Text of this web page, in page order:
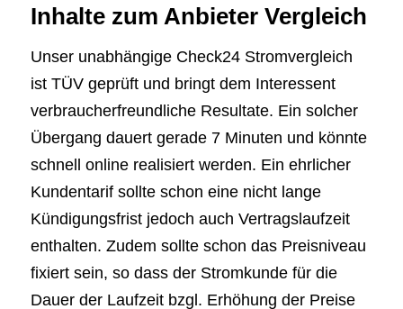
Inhalte zum Anbieter Vergleich
Unser unabhängige Check24 Stromvergleich
ist TÜV geprüft und bringt dem Interessent
verbraucherfreundliche Resultate. Ein solcher
Übergang dauert gerade 7 Minuten und könnte
schnell online realisiert werden. Ein ehrlicher
Kundentarif sollte schon eine nicht lange
Kündigungsfrist jedoch auch Vertragslaufzeit
enthalten. Zudem sollte schon das Preisniveau
fixiert sein, so dass der Stromkunde für die
Dauer der Laufzeit bzgl. Erhöhung der Preise